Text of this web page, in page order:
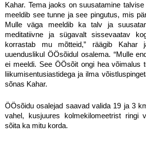
Kahar. Tema jaoks on suusatamine
meeldib see tunne ja see pingutus, mis
Mulle väga meeldib ka talv ja
meditatiivne ja sügavalt sissevaatav
korrastab mu mõtteid,” räägib
uuenduslikul ÖÖsõidul osalema. “Mulle
ei meeldi. See ÖÖsõit ongi hea võimalus
liikumisentusiastidega ja ilma
sõnas Kahar.
ÖÖsõidu osalejad saavad valida 19 ja 3
vahel, kusjuures kolmekilomeetrist ringi
sõita ka mitu korda.